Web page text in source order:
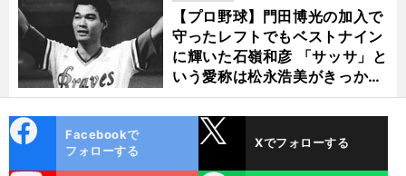
【プロ野球】門田博光の加入で
守ったレフトでもベストナイン
に輝いた石嶺和彦 「サッサ」と
いう愛称は松永浩美がきっか
け？
ok
Facebookで
フォローする
Xでフォローする